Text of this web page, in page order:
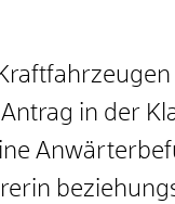
in der